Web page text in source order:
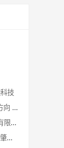
技
管理培训生-商务、人事、采购方向 晶澳科技
财富管理培训师 国信证券股份有限公司顺德分公司
理财顾问（佛山、中山、江门、肇庆） 国信证券股份有限公司顺德分公司